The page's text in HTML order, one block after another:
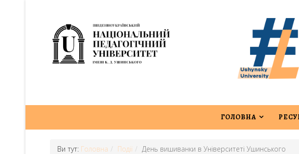
ГОЛОВНА
Ви тут: Головна Події День вишиванки в Університеті Ушинського